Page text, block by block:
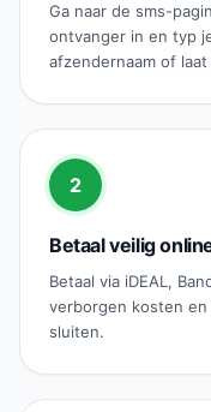
Ga naar de sms-
ontvanger in en typ
afzendernaam of
2
Betaal veilig
Betaal via iDEAL,
verborgen kosten
sluiten.